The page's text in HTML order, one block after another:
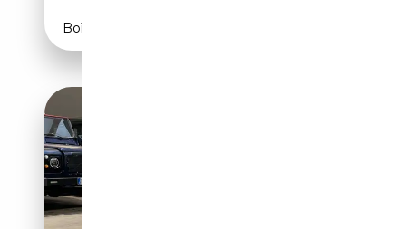
Boîte automatique